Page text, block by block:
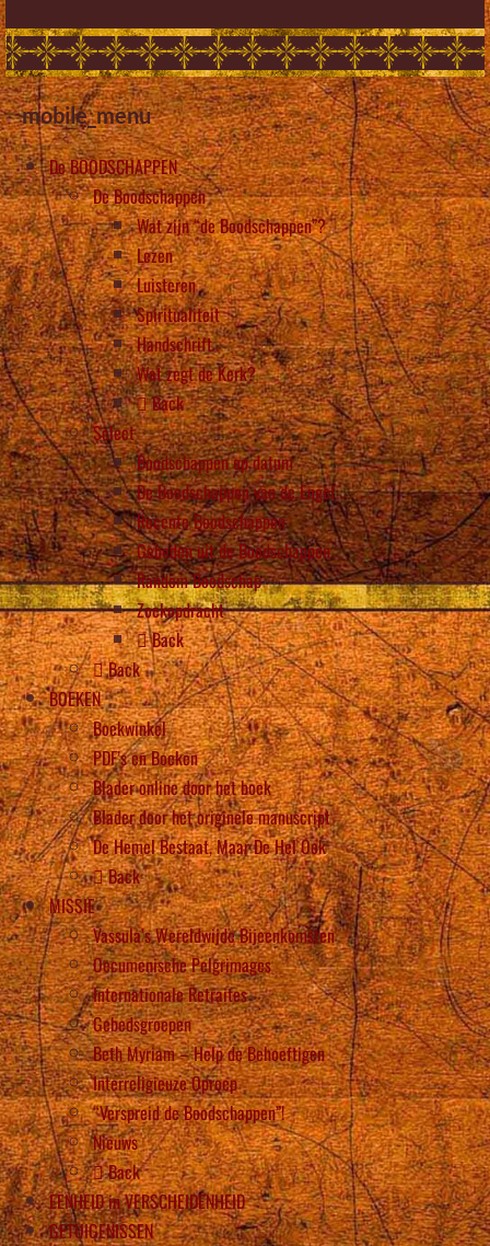
mobile_menu
De BOODSCHAPPEN
De Boodschappen
Wat zijn “de Boodschappen”?
Lezen
Luisteren
Spiritualiteit
Handschrift
Wat zegt de Kerk?
Back
Select
Boodschappen op datum
De Boodschappen van de Engel
Recente Boodschappen
Gebeden uit de Boodschappen
Random Boodschap
Zoekopdracht
Back
Back
BOEKEN
Boekwinkel
PDF’s en Boeken
Blader online door het boek
Blader door het originele manuscript
De Hemel Bestaat, Maar De Hel Ook
Back
MISSIE
Vassula’s Wereldwijde Bijeenkomsten
Oecumenische Pelgrimages
Internationale Retraites
Gebedsgroepen
Beth Myriam – Help de Behoeftigen
Interreligieuze Oproep
“Verspreid de Boodschappen”!
Nieuws
Back
EENHEID in VERSCHEIDENHEID
GETUIGENISSEN